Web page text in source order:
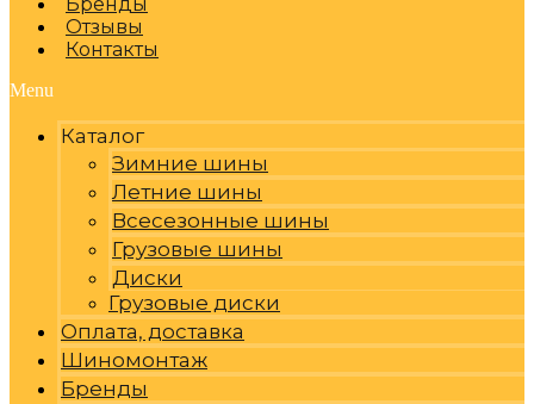
Отзывы
Контакты
Menu
Каталог
Зимние шины
Летние шины
Всесезонные шины
Грузовые шины
Диски
Грузовые диски
Оплата, доставка
Шиномонтаж
Бренды